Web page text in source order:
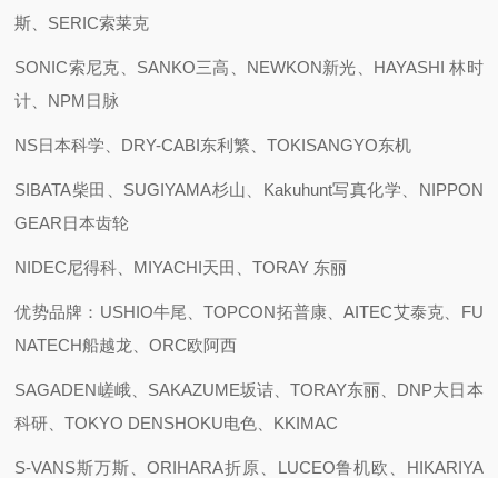
斯、SERIC索莱克
SONIC索尼克、SANKO三高、NEWKON新光、HAYASHI 林时
计、NPM日脉
NS日本科学、DRY-CABI东利繁、TOKISANGYO东机
SIBATA柴田、SUGIYAMA杉山、Kakuhunt写真化学、NIPPON
GEAR日本齿轮
NIDEC尼得科、MIYACHI天田、TORAY 东丽
优势品牌：USHIO牛尾、TOPCON拓普康、AITEC艾泰克、FU
NATECH船越龙、ORC欧阿西
SAGADEN嵯峨、SAKAZUME坂诘、TORAY东丽、DNP大日本
科研、TOKYO DENSHOKU电色、KKIMAC
S-VANS斯万斯、ORIHARA折原、LUCEO鲁机欧、HIKARIYA